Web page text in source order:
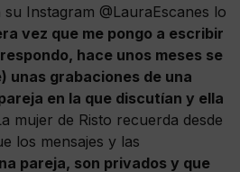
Instagram @LauraEscanes lo
vez que me pongo a escribir
hace unos meses se
unas grabaciones de una
en la que discutían y ella
mujer de Risto recuerda desde
los mensajes y las
pareja, son privados y que